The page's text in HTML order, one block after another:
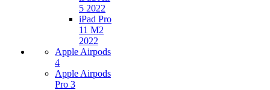
5 2022
iPad Pro
11 M2
2022
Apple Airpods
4
Apple Airpods
Pro 3